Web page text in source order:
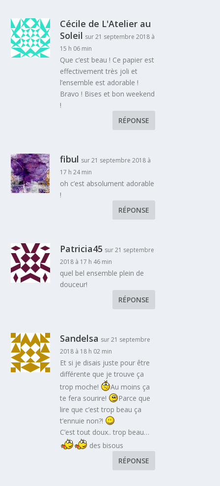
Cécile de L'Atelier au
Soleil sur 21 septembre 2018 à
15 h 06 min
Que c’est beau ! Ce papier est
effectivement très joli et
l’ensemble est adorable !
Bravo ! Bises et bon weekend
!
RÉPONSE
fibul sur 21 septembre 2018 à
17 h 24 min
oh c’est absolument adorable
!
RÉPONSE
Patricia45 sur 21 septembre
2018 à 17 h 46 min
quel bel ensemble plein de
douceur!
RÉPONSE
Sandelsa sur 21 septembre
2018 à 18 h 02 min
Et si je disais juste pour être
différente que je trouve ça
trop moche!
Au moins ça
te fera sourire!
Parce que
lire que c’est trop beau ça
t’ennuie non?!
C’est tout doux.. trop beau…
des bisous
RÉPONSE